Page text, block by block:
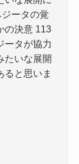
ータの覚
の決意 113
ータが協力
たいな展開
ると思いま